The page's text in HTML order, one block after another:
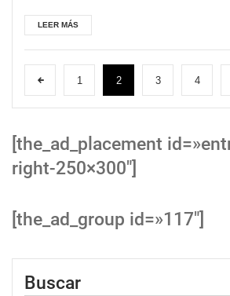
LEER MÁS
1 2 3 4
[the_ad_placement
right-250×300″]
[the_ad_group id=»117″]
Buscar